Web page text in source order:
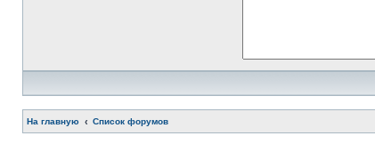
На главную Список форумов